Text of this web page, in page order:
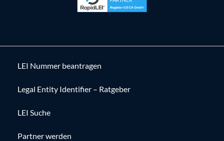
LEI Nummer beantragen
Legal Entity Identifier – Ratgeber
LEI Suche
Partner werden